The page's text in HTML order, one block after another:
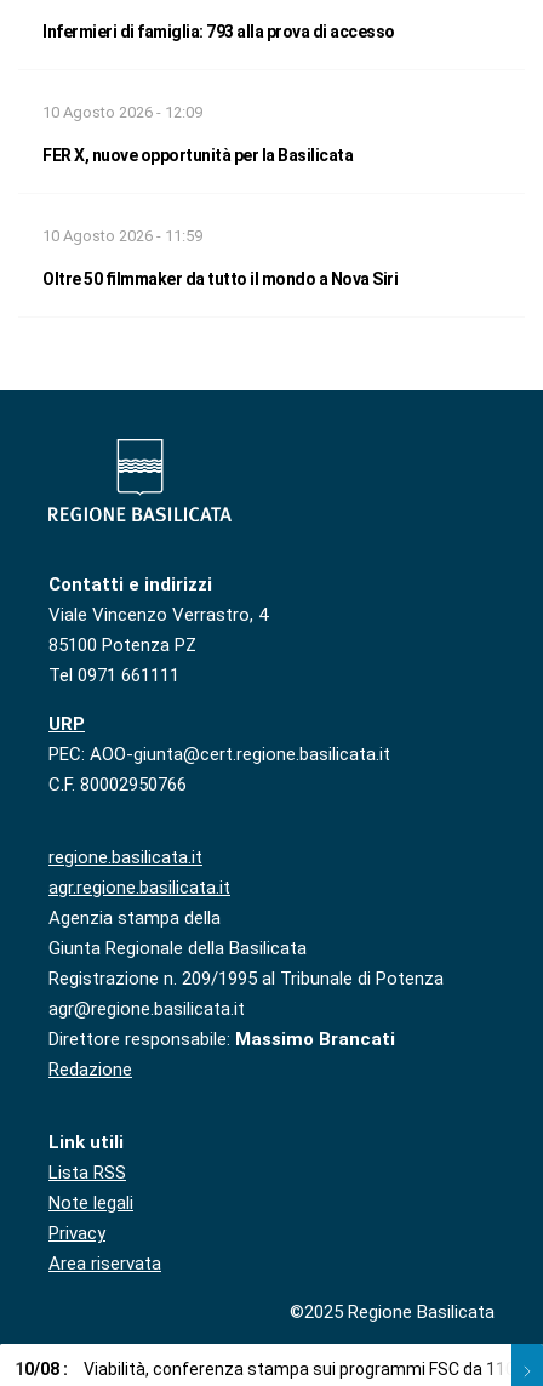
Infermieri di famiglia: 793 alla prova di accesso
10 Agosto 2026 - 12:09
FER X, nuove opportunità per la Basilicata
10 Agosto 2026 - 11:59
Oltre 50 filmmaker da tutto il mondo a Nova Siri
Contatti e indirizzi
Viale Vincenzo Verrastro, 4
85100 Potenza PZ
Tel 0971 661111
URP
PEC: AOO-giunta@cert.regione.basilicata.it
C.F. 80002950766
regione.basilicata.it
agr.regione.basilicata.it
Agenzia stampa della
Giunta Regionale della Basilicata
Registrazione n. 209/1995 al Tribunale di Potenza
agr@regione.basilicata.it
Direttore responsabile: Massimo Brancati
Redazione
Link utili
Lista RSS
Note legali
Privacy
Area riservata
©2025 Regione Basilicata
10/08 : Viabilità, conferenza stampa sui programmi FSC da 110,5